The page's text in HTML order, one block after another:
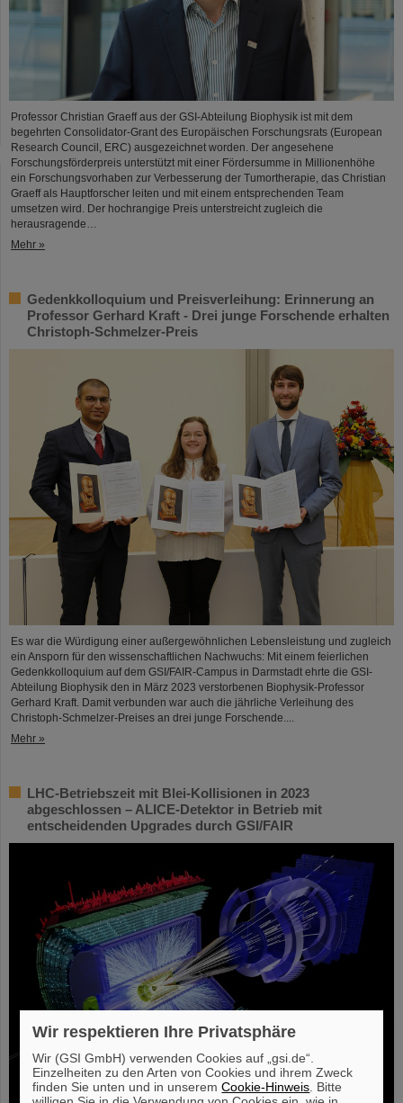
Professor Christian Graeff aus der GSI-Abteilung Biophysik ist mit dem
begehrten Consolidator-Grant des Europäischen Forschungsrats (European
Research Council, ERC) ausgezeichnet worden. Der angesehene
Forschungsförderpreis unterstützt mit einer Fördersumme in Millionenhöhe
ein Forschungsvorhaben zur Verbesserung der Tumortherapie, das Christian
Graeff als Hauptforscher leiten und mit einem entsprechenden Team
umsetzen wird. Der hochrangige Preis unterstreicht zugleich die
herausragende…
Mehr »
Gedenkkolloquium und Preisverleihung: Erinnerung an
Professor Gerhard Kraft - Drei junge Forschende erhalten
Christoph-Schmelzer-Preis
Es war die Würdigung einer außergewöhnlichen Lebensleistung und zugleich
ein Ansporn für den wissenschaftlichen Nachwuchs: Mit einem feierlichen
Gedenkkolloquium auf dem GSI/FAIR-Campus in Darmstadt ehrte die GSI-
Abteilung Biophysik den in März 2023 verstorbenen Biophysik-Professor
Gerhard Kraft. Damit verbunden war auch die jährliche Verleihung des
Christoph-Schmelzer-Preises an drei junge Forschende....
Mehr »
LHC-Betriebszeit mit Blei-Kollisionen in 2023
abgeschlossen – ALICE-Detektor in Betrieb mit
entscheidenden Upgrades durch GSI/FAIR
Wir respektieren Ihre Privatsphäre
Wir (GSI GmbH) verwenden Cookies auf „gsi.de“.
Einzelheiten zu den Arten von Cookies und ihrem Zweck
finden Sie unten und in unseremCookie-Hinweis . Bitte